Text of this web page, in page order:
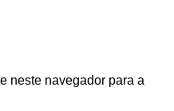
neste navegador para a